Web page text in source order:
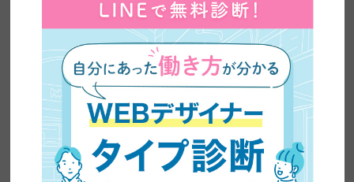
SNS広告
Instagram・Facebook・LINE・Twitter・YouTube・TikTokなどの
SNSに配信する広告です。
SNS広告は、タイムライン上に違和感なく（広告感を出さずに）
表示させる「インフィード広告」が主流で、ユーザーに抵抗感を